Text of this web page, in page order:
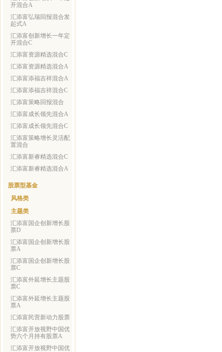
开混合A
汇添富弘瑞回报混合发
起式A
汇添富创新增长一年定
开混合C
汇添富资源精选混合C
汇添富资源精选混合A
汇添富添福吉祥混合A
汇添富添福吉祥混合C
汇添富策略回报混合
汇添富成长领先混合A
汇添富成长领先混合C
汇添富策略增长灵活配
置混合
汇添富新睿精选混合C
汇添富新睿精选混合A
股票型基金
风格类
主题类
汇添富国企创新增长股
票D
汇添富国企创新增长股
票A
汇添富国企创新增长股
票C
汇添富外延增长主题股
票C
汇添富外延增长主题股
票A
汇添富民营新动力股票
汇添富开放视野中国优
势六个月持有股票A
汇添富开放视野中国优